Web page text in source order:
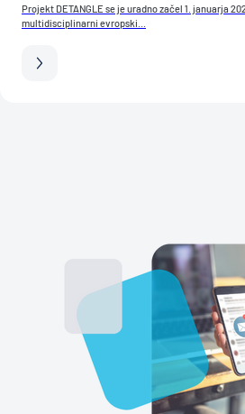
Projekt DETANGLE se je uradno začel 1. januarja
multidisciplinarni evropski...